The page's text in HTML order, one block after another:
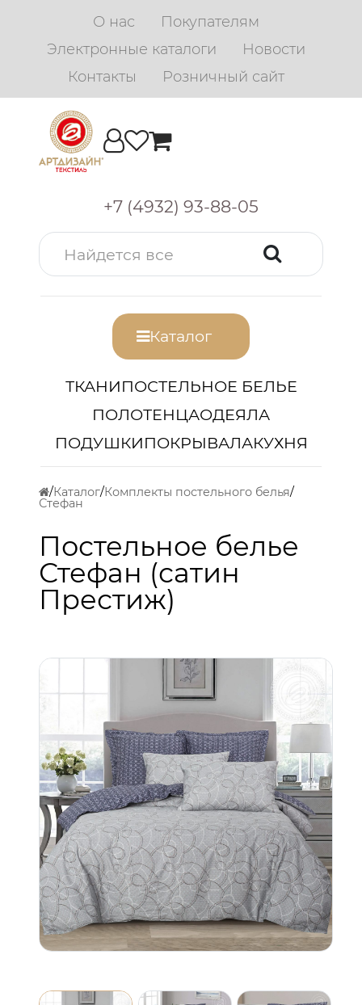
О нас
Покупателям
Электронные каталоги
Новости
Контакты
Розничный сайт
+7 (4932) 93-88-05
Каталог
ТКАНИПОСТЕЛЬНОЕ БЕЛЬЕ
ПОЛОТЕНЦАОДЕЯЛА
ПОДУШКИПОКРЫВАЛАКУХНЯ
Каталог Комплекты постельного белья
Стефан
Постельное белье
Стефан (сатин
Престиж)